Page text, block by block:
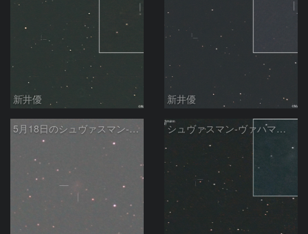
新井優 新井優
5月18日のシュヴァスマン-ヴァハマン第1彗星（29P） シュヴァスマン-ヴァハマン彗星 ( 29P )：2026/05/15